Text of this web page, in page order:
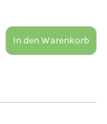
In den Warenkorb